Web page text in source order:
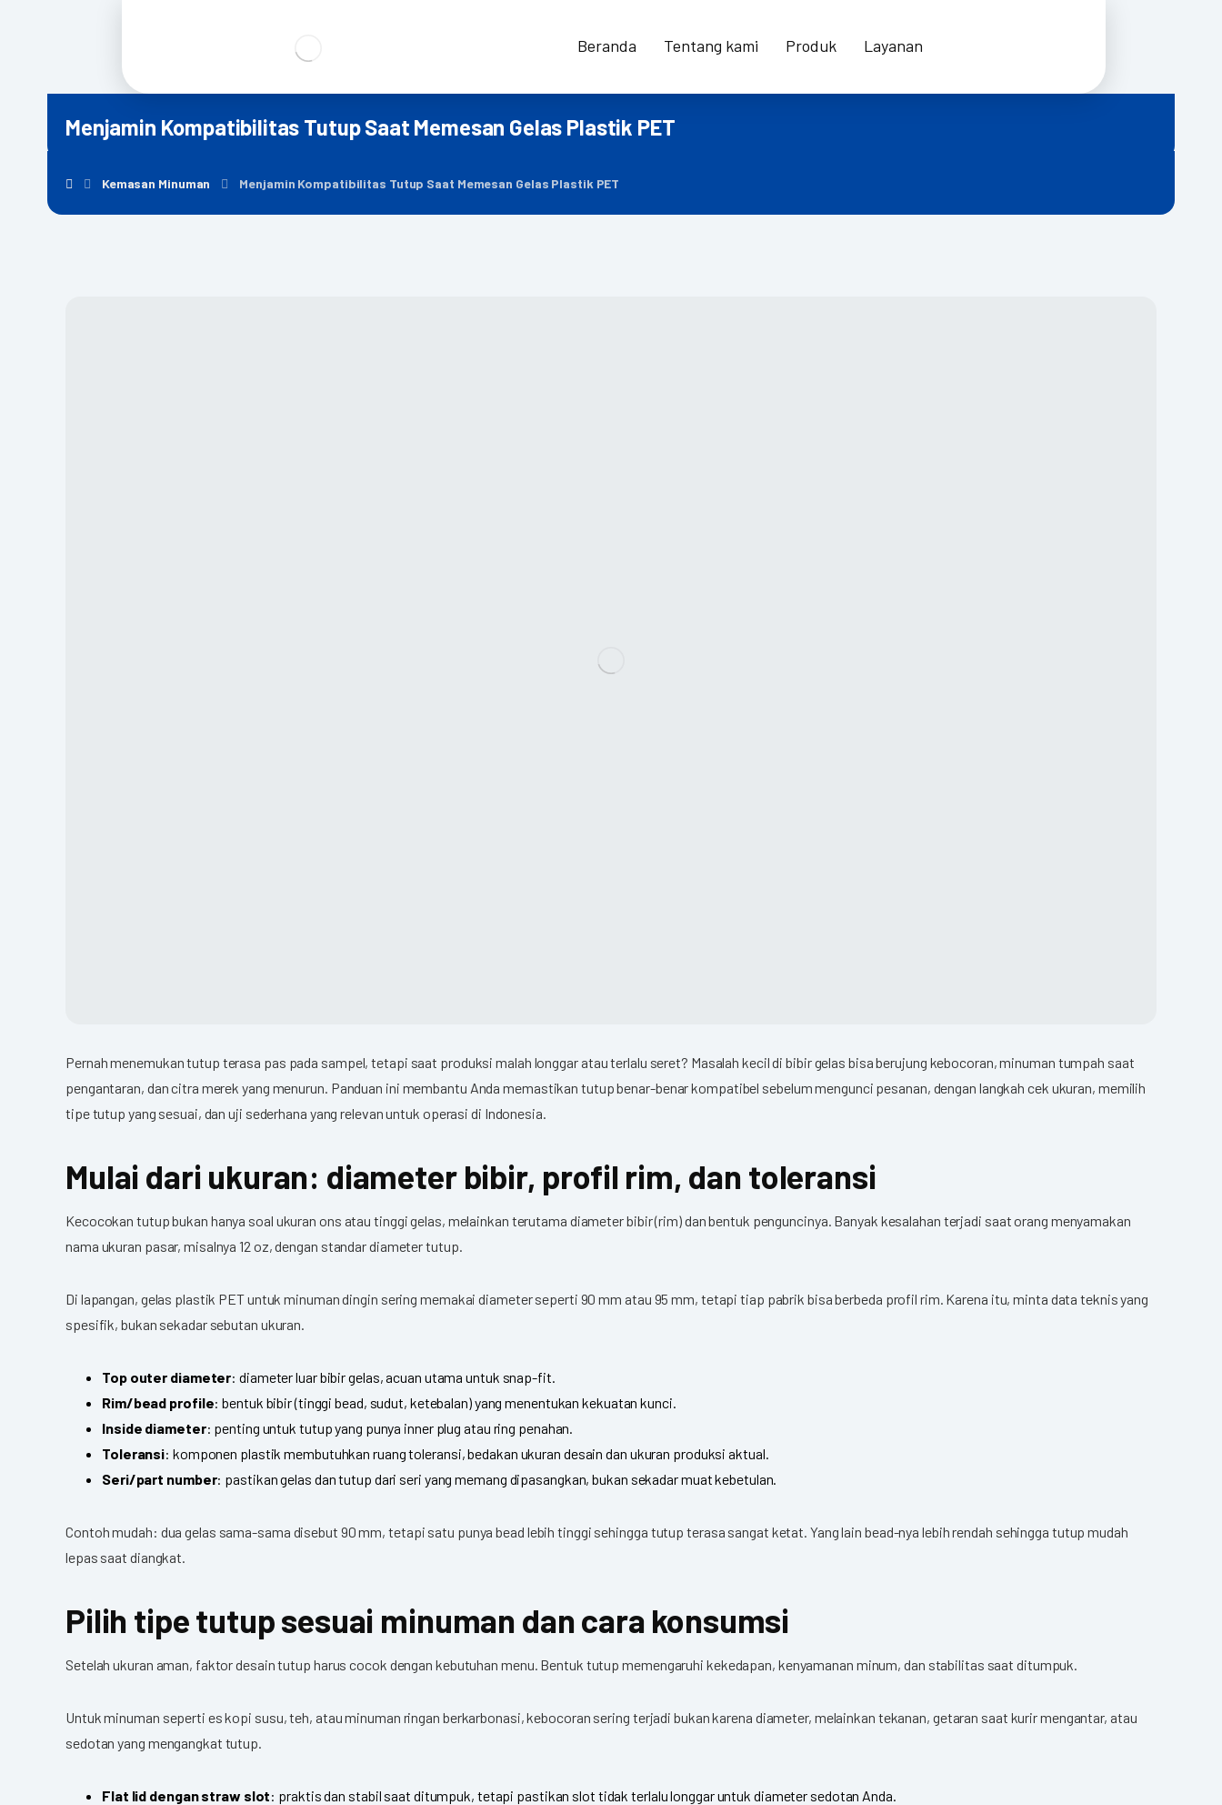
Beranda Tentang kami Produk Layanan
Menjamin Kompatibilitas Tutup Saat Memesan Gelas Plastik PET
Kemasan Minuman Menjamin Kompatibilitas Tutup Saat Memesan Gelas Plastik PET
Pernah menemukan tutup terasa pas pada sampel, tetapi saat produksi malah longgar atau terlalu seret? Masalah kecil di bibir gelas bisa berujung kebocoran, minuman tumpah saat
pengantaran, dan citra merek yang menurun. Panduan ini membantu Anda memastikan tutup benar-benar kompatibel sebelum mengunci pesanan, dengan langkah cek ukuran, memilih
tipe tutup yang sesuai, dan uji sederhana yang relevan untuk operasi di Indonesia.
Mulai dari ukuran: diameter bibir, profil rim, dan toleransi
Kecocokan tutup bukan hanya soal ukuran ons atau tinggi gelas, melainkan terutama diameter bibir (rim) dan bentuk penguncinya. Banyak kesalahan terjadi saat orang menyamakan
nama ukuran pasar, misalnya 12 oz, dengan standar diameter tutup.
Di lapangan, gelas plastik PET untuk minuman dingin sering memakai diameter seperti 90 mm atau 95 mm, tetapi tiap pabrik bisa berbeda profil rim. Karena itu, minta data teknis yang
spesifik, bukan sekadar sebutan ukuran.
Top outer diameter: diameter luar bibir gelas, acuan utama untuk snap-fit.
Rim/bead profile: bentuk bibir (tinggi bead, sudut, ketebalan) yang menentukan kekuatan kunci.
Inside diameter: penting untuk tutup yang punya inner plug atau ring penahan.
Toleransi: komponen plastik membutuhkan ruang toleransi, bedakan ukuran desain dan ukuran produksi aktual.
Seri/part number: pastikan gelas dan tutup dari seri yang memang dipasangkan, bukan sekadar muat kebetulan.
Contoh mudah: dua gelas sama-sama disebut 90 mm, tetapi satu punya bead lebih tinggi sehingga tutup terasa sangat ketat. Yang lain bead-nya lebih rendah sehingga tutup mudah
lepas saat diangkat.
Pilih tipe tutup sesuai minuman dan cara konsumsi
Setelah ukuran aman, faktor desain tutup harus cocok dengan kebutuhan menu. Bentuk tutup memengaruhi kekedapan, kenyamanan minum, dan stabilitas saat ditumpuk.
Untuk minuman seperti es kopi susu, teh, atau minuman ringan berkarbonasi, kebocoran sering terjadi bukan karena diameter, melainkan tekanan, getaran saat kurir mengantar, atau
sedotan yang mengangkat tutup.
Flat lid dengan straw slot: praktis dan stabil saat ditumpuk, tetapi pastikan slot tidak terlalu longgar untuk diameter sedotan Anda.